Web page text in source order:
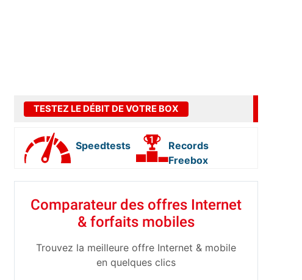
TESTEZ LE DÉBIT DE VOTRE BOX
Speedtests
Records
Freebox
Comparateur des offres Internet
& forfaits mobiles
Trouvez la meilleure offre Internet & mobile
en quelques clics